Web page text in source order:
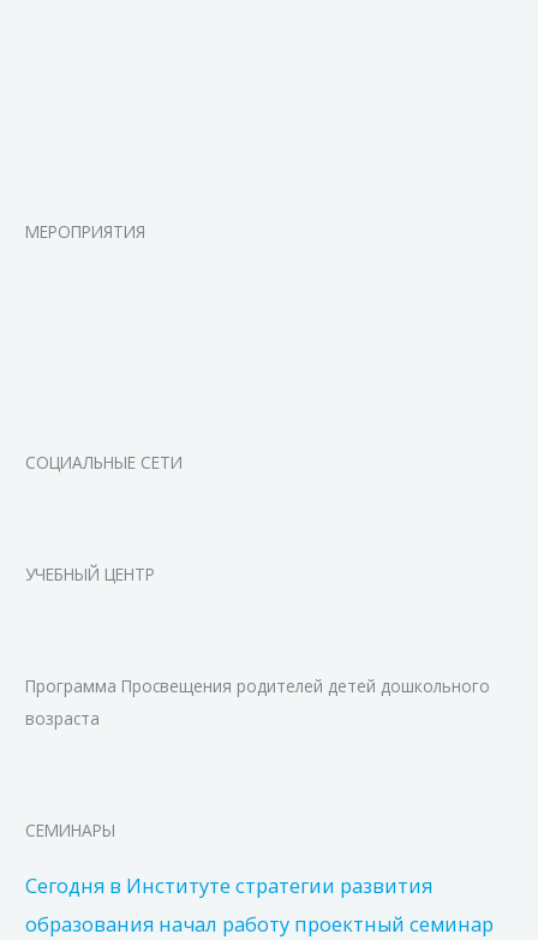
МЕРОПРИЯТИЯ
СОЦИАЛЬНЫЕ СЕТИ
УЧЕБНЫЙ ЦЕНТР
Программа Просвещения родителей детей дошкольного
возраста
СЕМИНАРЫ
Сегодня в Институте стратегии развития
образования начал работу проектный семинар